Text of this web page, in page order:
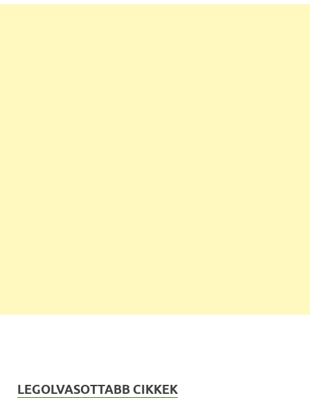
LEGOLVASOTTABB CIKKEK